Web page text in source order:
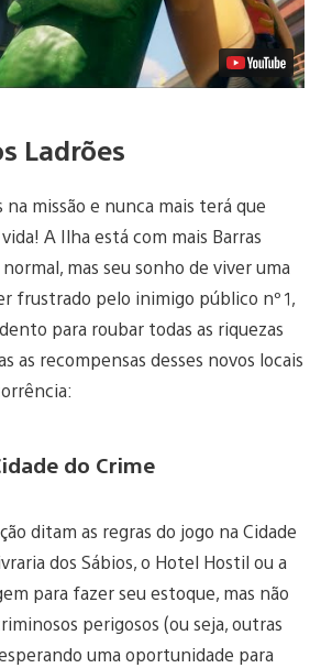
Ladrões
missão e nunca mais terá que
A Ilha está com mais Barras
mas seu sonho de viver uma
frustrado pelo inimigo público nº 1,
para roubar todas as riquezas
as recompensas desses novos locais
do Crime
ditam as regras do jogo na Cidade
dos Sábios, o Hotel Hostil ou a
para fazer seu estoque, mas não
perigosos (ou seja, outras
uma oportunidade para